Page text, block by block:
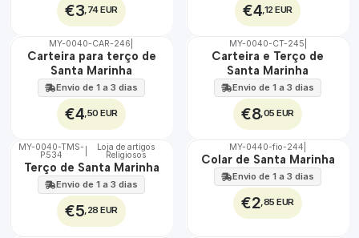
€3,74 EUR €4,12 EUR
🇵🇹
MY-0040-CAR-246
Carteira para terço de
Santa Marinha
Envio de 1 a 3 dias
€4,50 EUR
🇵🇹
MY-0040-CT-245
Carteira e Terço de
Santa Marinha
Envio de 1 a 3 dias
€8,05 EUR
🇵🇹
100%
MY-0040-TMS-
P534
Loja de artigos
Religiosos
Terço de Santa Marinha
Envio de 1 a 3 dias
€5,28 EUR
🇵🇹
100%
MY-0440-fio-244
Colar de Santa Marinha
Envio de 1 a 3 dias
€2,85 EUR